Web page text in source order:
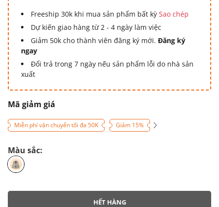
Freeship 30k khi mua sản phẩm bất kỳ Sao chép
Dự kiến giao hàng từ 2 - 4 ngày làm việc
Giảm 50k cho thành viên đăng ký mới. Đăng ký
ngay
Đổi trả trong 7 ngày nếu sản phẩm lỗi do nhà sản
xuất
Mã giảm giá
Miễn phí vận chuyển tối đa 50K Giảm 15%
Màu sắc:
HẾT HÀNG